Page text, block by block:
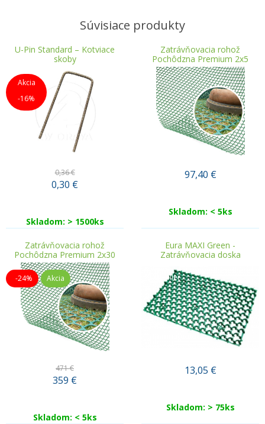
Súvisiace produkty
U-Pin Standard – Kotviace
skoby
Akcia
-16%
0,36 €
0,30 €
Skladom: > 1500ks
Zatrávňovacia rohož
Pochôdzna Premium 2x5
97,40 €
Skladom: < 5ks
Zatrávňovacia rohož
Pochôdzna Premium 2x30
-24% Akcia
471 €
359 €
Skladom: < 5ks
Eura MAXI Green -
Zatrávňovacia doska
Bestseller
13,05 €
Skladom: > 75ks